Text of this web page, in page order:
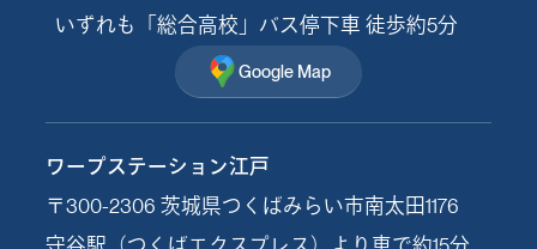
いずれも「総合高校」バス停下車 徒歩約5分
Google Map
ワープステーション江戸
〒300-2306 茨城県つくばみらい市南太田1176